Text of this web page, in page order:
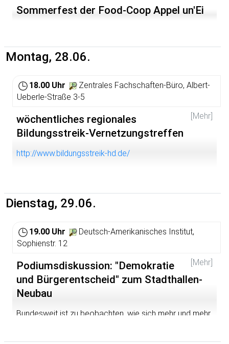
Sommerfest der Food-Coop Appel un'Ei
Montag, 28.06.
18.00 Uhr
Zentrales Fachschaften-Büro, Albert-
Ueberle-Straße 3-5
[Mehr]
wöchentliches regionales
Bildungsstreik-Vernetzungstreffen
http://www.bildungsstreik-hd.de/
Dienstag, 29.06.
19.00 Uhr
Deutsch-Amerikanisches Institut,
Sophienstr. 12
[Mehr]
Podiumsdiskussion: "Demokratie
und Bürgerentscheid" zum Stadthallen-
Neubau
Bundesweit ist zu beobachten, wie sich mehr und mehr